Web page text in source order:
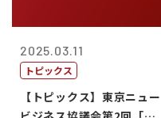
2025.03.11
トピックス
【トピックス】東京ニュー